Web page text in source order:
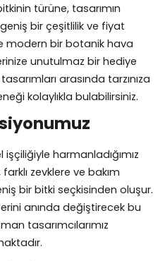
türüne, tasarımın
bir çeşitlilik ve fiyat
modern bir botanik hava
unutulmaz bir hediye
arasında tarzınıza
kolaylıkla bulabilirsiniz.
işçiliğiyle harmanladığımız
zevklere ve bakım
bir bitki seçkisinden oluşur.
anında değiştirecek bu
tasarımcılarımız